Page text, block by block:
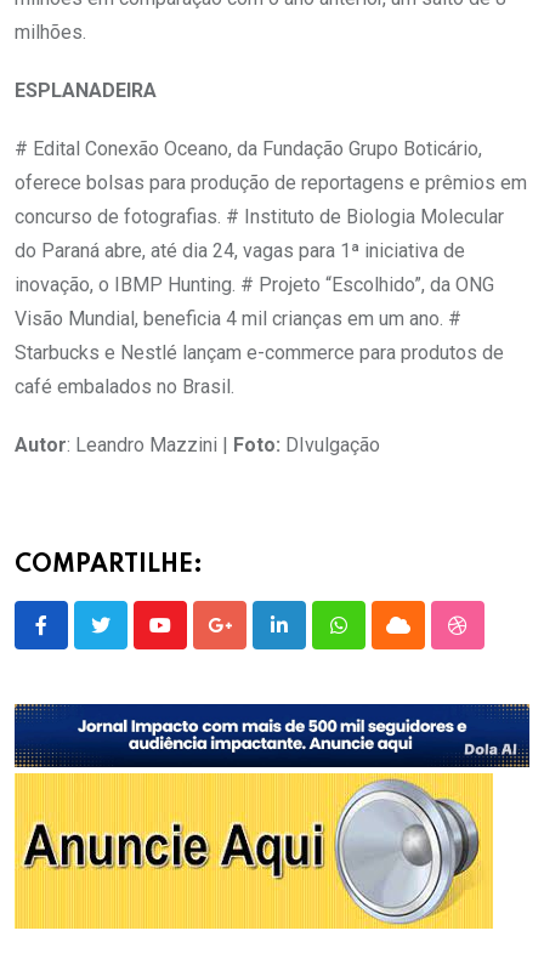
milhões.
ESPLANADEIRA
# Edital Conexão Oceano, da Fundação Grupo Boticário,
oferece bolsas para produção de reportagens e prêmios em
concurso de fotografias. # Instituto de Biologia Molecular
do Paraná abre, até dia 24, vagas para 1ª iniciativa de
inovação, o IBMP Hunting. # Projeto “Escolhido”, da ONG
Visão Mundial, beneficia 4 mil crianças em um ano. #
Starbucks e Nestlé lançam e-commerce para produtos de
café embalados no Brasil.
Autor: Leandro Mazzini | Foto: DIvulgação
COMPARTILHE:
YoutubeGoogle+LinkedInWhatsappCloud